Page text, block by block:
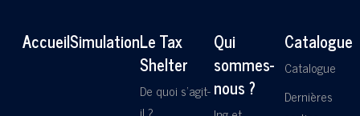
AccueilSimulationLe Tax
Shelter
De quoi s'agit-
Qui
sommes-
nous ?
Catalogue
Catalogue
Dernières